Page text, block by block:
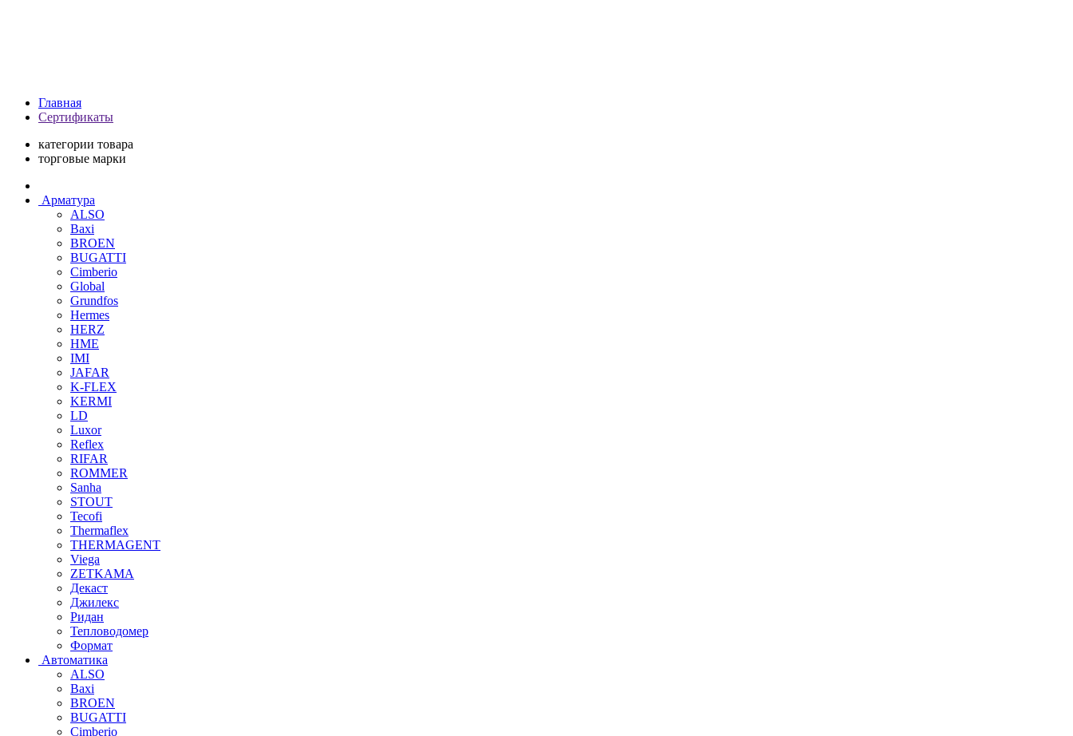
Главная
Сертификаты
категории товара
торговые марки
Арматура
ALSO
Baxi
BROEN
BUGATTI
Cimberio
Global
Grundfos
Hermes
HERZ
HME
IMI
JAFAR
K-FLEX
KERMI
LD
Luxor
Reflex
RIFAR
ROMMER
Sanha
STOUT
Tecofi
Thermaflex
THERMAGENT
Viega
ZETKAMA
Декаст
Джилекс
Ридан
Тепловодомер
Формат
Автоматика
ALSO
Baxi
BROEN
BUGATTI
Cimberio